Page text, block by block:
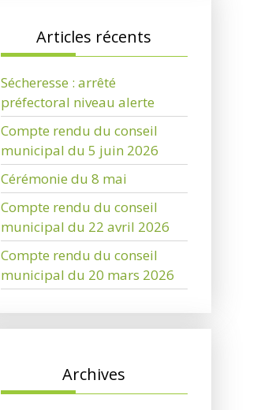
Articles récents
Sécheresse : arrêté
préfectoral niveau alerte
Compte rendu du conseil
municipal du 5 juin 2026
Cérémonie du 8 mai
Compte rendu du conseil
municipal du 22 avril 2026
Compte rendu du conseil
municipal du 20 mars 2026
Archives